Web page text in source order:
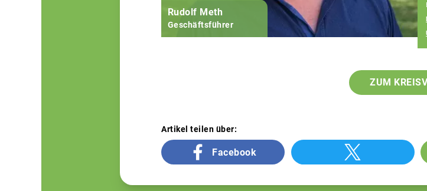
Rudolf Meth
Geschäftsführer
ZUM
Artikel teilen über:
Facebook